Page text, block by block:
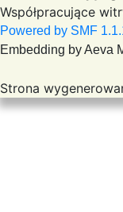
Współpracujące
Powered by SMF
Embedding by Aeva
Strona